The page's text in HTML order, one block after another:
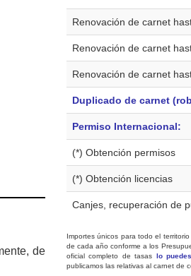
de
Renovación de carnet
Renovación de carnet
Renovación de carnet
Duplicado de carnet
Permiso Internacional:
(*) Obtención permisos
(*) Obtención licencias
Canjes, recuperación de
Importes únicos para todo el
de cada año conforme a los
oficial completo de tasas lo
publicamos las relativas al carnet de